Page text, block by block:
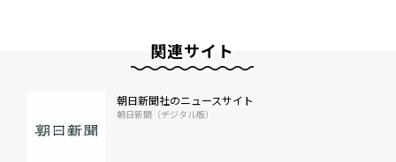
関連サイト
朝日新聞社のニュースサイト
朝日新聞（デジタル版）